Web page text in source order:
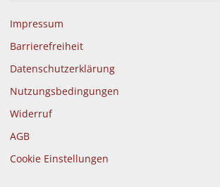
Impressum
Barrierefreiheit
Datenschutzerklärung
Nutzungsbedingungen
Widerruf
AGB
Cookie Einstellungen